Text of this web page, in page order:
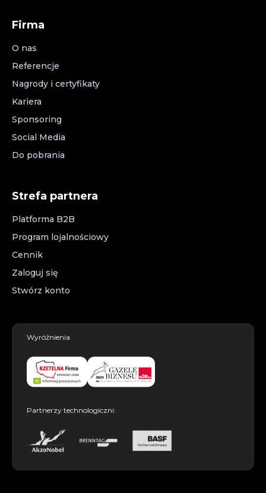
Firma
O nas
Referencje
Nagrody i certyfikaty
Kariera
Sponsoring
Social Media
Do pobrania
Strefa partnera
Platforma B2B
Program lojalnościowy
Cennik
Zaloguj się
Stwórz konto
Wyróżnienia
Partnerzy technologiczni: